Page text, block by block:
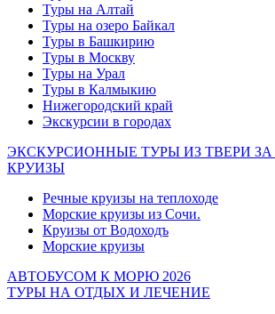
Туры на Алтай
Туры на озеро Байкал
Туры в Башкирию
Туры в Москву
Туры на Урал
Туры в Калмыкию
Нижегородский край
Экскурсии в городах
ЭКСКУРСИОННЫЕ ТУРЫ ИЗ ТВЕРИ
КРУИЗЫ
Речные круизы на теплоходе
Морские круизы из Сочи.
Круизы от Водоходъ
Морские круизы
АВТОБУСОМ К МОРЮ 2026
ТУРЫ НА ОТДЫХ И ЛЕЧЕНИЕ